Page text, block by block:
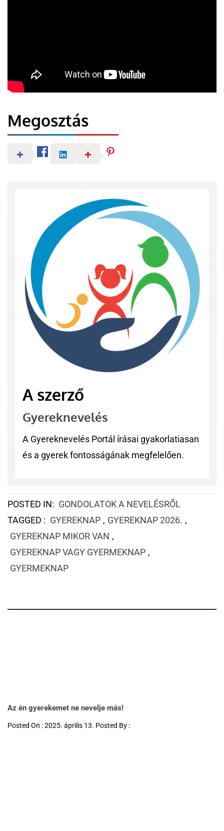
Megosztás
A szerző
Gyereknevelés
A Gyereknevelés Portál írásai gyakorlatiasan
és a gyerek fontosságának megfelelően.
POSTED IN: GONDOLATOK A NEVELÉSRŐL
TAGGED : GYEREKNAP , GYEREKNAP 2026. ,
GYEREKNAP MIKOR VAN ,
GYEREKNAP VAGY GYERMEKNAP ,
GYERMEKNAP
Az én gyerekemet ne nevelje más!
Posted On : 2025. április 13. Posted By :